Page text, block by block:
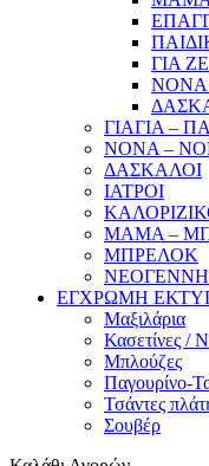
ΓΙΑ
ΝΟΝΑ
ΓΙΑΓΙΑ –
ΝΟΝΑ –
ΔΑΣΚΑΛΟΙ
ΙΑΤΡΟΙ
ΜΑΜΑ –
ΜΠΡΕΛΟΚ
ΕΓΧΡΩΜΗ
Μαξιλάρια
Κασετίνες /
Μπλούζες
Παγουρίνο-
Τσάντες
Σουβέρ